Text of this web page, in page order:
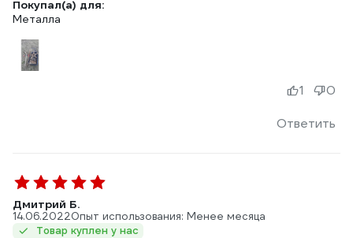
Покупал(а) для:
Металла
Ответить
1 0
Дмитрий Б.
14.06.2022Опыт использования: Менее месяца
Товар куплен у нас